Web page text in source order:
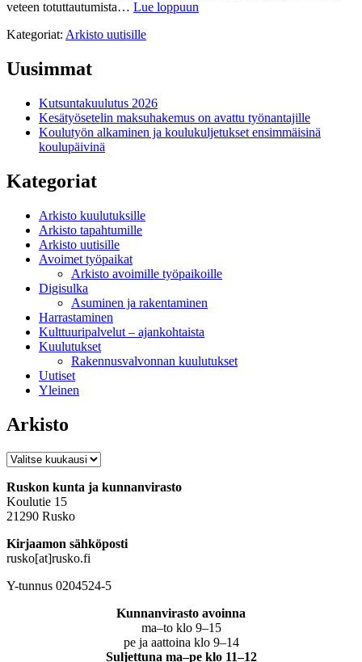
veteen totuttautumista… Lue loppuun
Kategoriat: Arkisto uutisille
Uusimmat
Kutsuntakuulutus 2026
Kesätyösetelin maksuhakemus on avattu työnantajille
Koulutyön alkaminen ja koulukuljetukset ensimmäisinä
koulupäivinä
Kategoriat
Arkisto kuulutuksille
Arkisto tapahtumille
Arkisto uutisille
Avoimet työpaikat
Arkisto avoimille työpaikoille
Digisulka
Asuminen ja rakentaminen
Harrastaminen
Kulttuuripalvelut – ajankohtaista
Kuulutukset
Rakennusvalvonnan kuulutukset
Uutiset
Yleinen
Arkisto
Arkisto
Ruskon kunta ja kunnanvirasto
Koulutie 15
21290 Rusko
Kirjaamon sähköposti
rusko[at]rusko.fi
Y-tunnus 0204524-5
Kunnanvirasto avoinna
ma–to klo 9–15
pe ja aattoina klo 9–14
Suljettuna ma–pe klo 11–12